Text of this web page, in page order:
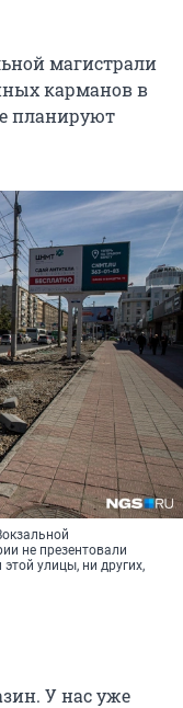
магистрали
карманов в
планируют
не презентовали
улицы, ни других,
У нас уже